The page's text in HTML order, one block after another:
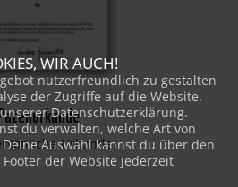
Urkunde.
WIR AUCH!
nutzerfreundlich zu gestalten
der Zugriffe auf die Website.
Datenschutzerklärung.
du verwalten, welche Art von
Auswahl kannst du über den
der Website jederzeit